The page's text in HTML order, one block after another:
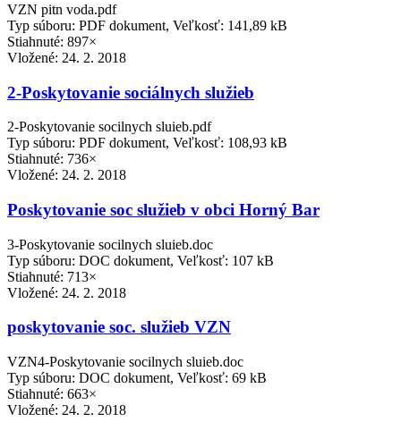
VZN pitn voda.pdf
Typ súboru: PDF dokument, Veľkosť: 141,89 kB
Stiahnuté: 897×
Vložené: 24. 2. 2018
2-Poskytovanie sociálnych služieb
2-Poskytovanie socilnych sluieb.pdf
Typ súboru: PDF dokument, Veľkosť: 108,93 kB
Stiahnuté: 736×
Vložené: 24. 2. 2018
Poskytovanie soc služieb v obci Horný Bar
3-Poskytovanie socilnych sluieb.doc
Typ súboru: DOC dokument, Veľkosť: 107 kB
Stiahnuté: 713×
Vložené: 24. 2. 2018
poskytovanie soc. služieb VZN
VZN4-Poskytovanie socilnych sluieb.doc
Typ súboru: DOC dokument, Veľkosť: 69 kB
Stiahnuté: 663×
Vložené: 24. 2. 2018